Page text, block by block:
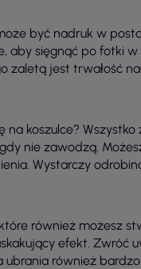
być nadruk w
aby sięgnąć po fotki
zaletą jest trwałość
koszulce?
nie zawodzą.
Wystarczy
również możesz
efekt. Zwróć
również